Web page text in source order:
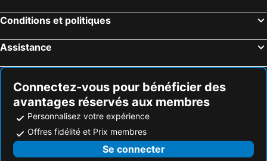
Conditions et politiques
Assistance
Connectez-vous pour bénéficier des
avantages réservés aux membres
Personnalisez votre expérience
Offres fidélité et Prix membres
Se connecter